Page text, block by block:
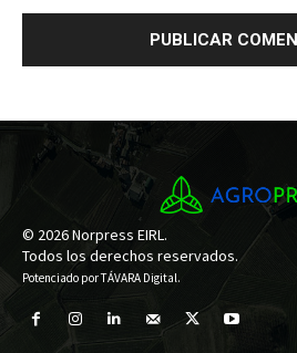
© 2026 Norpress EIRL.
Todos los derechos reservados.
Potenciado porTÁVARA Digital.